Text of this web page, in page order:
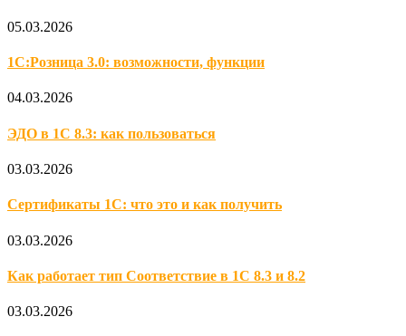
05.03.2026
1С:Розница 3.0: возможности, функции
04.03.2026
ЭДО в 1С 8.3: как пользоваться
03.03.2026
Сертификаты 1С: что это и как получить
03.03.2026
Как работает тип Соответствие в 1С 8.3 и 8.2
03.03.2026